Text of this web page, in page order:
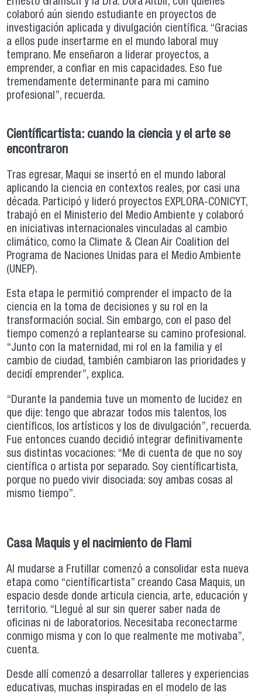
colaboró aún siendo estudiante en proyectos de
investigación aplicada y divulgación científica. “Gracias
a ellos pude insertarme en el mundo laboral muy
temprano. Me enseñaron a liderar proyectos, a
emprender, a confiar en mis capacidades. Eso fue
tremendamente determinante para mi camino
profesional”, recuerda.
Científicartista: cuando la ciencia y el arte se
encontraron
Tras egresar, Maqui se insertó en el mundo laboral
aplicando la ciencia en contextos reales, por casi una
década. Participó y lideró proyectos EXPLORA-CONICYT,
trabajó en el Ministerio del Medio Ambiente y colaboró
en iniciativas internacionales vinculadas al cambio
climático, como la Climate & Clean Air Coalition del
Programa de Naciones Unidas para el Medio Ambiente
(UNEP).
Esta etapa le permitió comprender el impacto de la
ciencia en la toma de decisiones y su rol en la
transformación social. Sin embargo, con el paso del
tiempo comenzó a replantearse su camino profesional.
“Junto con la maternidad, mi rol en la familia y el
cambio de ciudad, también cambiaron las prioridades y
decidí emprender”, explica.
“Durante la pandemia tuve un momento de lucidez en
que dije: tengo que abrazar todos mis talentos, los
científicos, los artísticos y los de divulgación”, recuerda.
Fue entonces cuando decidió integrar definitivamente
sus distintas vocaciones: “Me di cuenta de que no soy
científica o artista por separado. Soy científicartista,
porque no puedo vivir disociada: soy ambas cosas al
mismo tiempo”.
Casa Maquis y el nacimiento de Flami
Al mudarse a Frutillar comenzó a consolidar esta nueva
etapa como “científicartista” creando Casa Maquis, un
espacio desde donde articula ciencia, arte, educación y
territorio. “Llegué al sur sin querer saber nada de
oficinas ni de laboratorios. Necesitaba reconectarme
conmigo misma y con lo que realmente me motivaba”,
cuenta.
Desde allí comenzó a desarrollar talleres y experiencias
educativas, muchas inspiradas en el modelo de las